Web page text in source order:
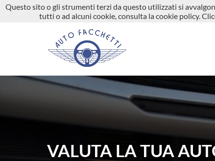
035 664386 info@autofacchetti.it
VALUTA LA TUA
Questo sito o gli strumenti terzi da questo utilizzati si
tutti o ad alcuni cookie, consulta la cookie policy.